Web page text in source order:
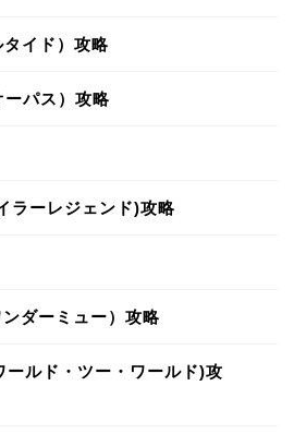
イド）攻略
パス）攻略
ーレジェンド)攻略
ダーミュー）攻略
ルド・ツー・ワールド)攻